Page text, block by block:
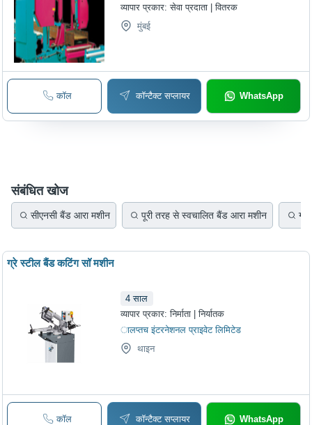
व्यापार प्रकार:सेवा प्रदाता | वितरक
मुंबई
कॉल कॉन्टैक्ट सप्लायर WhatsApp
संबंधित खोज
सीएनसी बैंड आरा मशीन पूरी तरह से स्वचालित बैंड आरा मशीन
ग्रे स्टील बैंड कटिंग सॉ मशीन
4 साल
व्यापार प्रकार:निर्माता | निर्यातक
ालप्तच इंटरनेशनल प्राइवेट लिमिटेड
थाइन
कॉल कॉन्टैक्ट सप्लायर WhatsApp